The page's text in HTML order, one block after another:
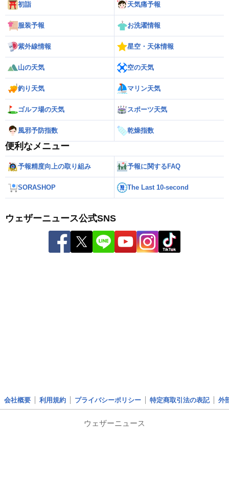
初詣 天気痛予報
服装予報 お洗濯情報
紫外線情報 星空・天体情報
山の天気 空の天気
釣り天気 マリン天気
ゴルフ場の天気 スポーツ天気
風邪予防指数 乾燥指数
便利なメニュー
予報精度向上の取り組み 予報に関するFAQ
SORASHOP The Last 10-second
ウェザーニュース公式SNS
会社概要 利用規約 プライバシーポリシー 特定商取引法の表記 外
ウェザーニュース